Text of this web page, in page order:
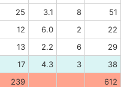
25 3.1 8
51
12 6.0 2
22
13 2.2 6
29
17 4.3 3
38
239
612